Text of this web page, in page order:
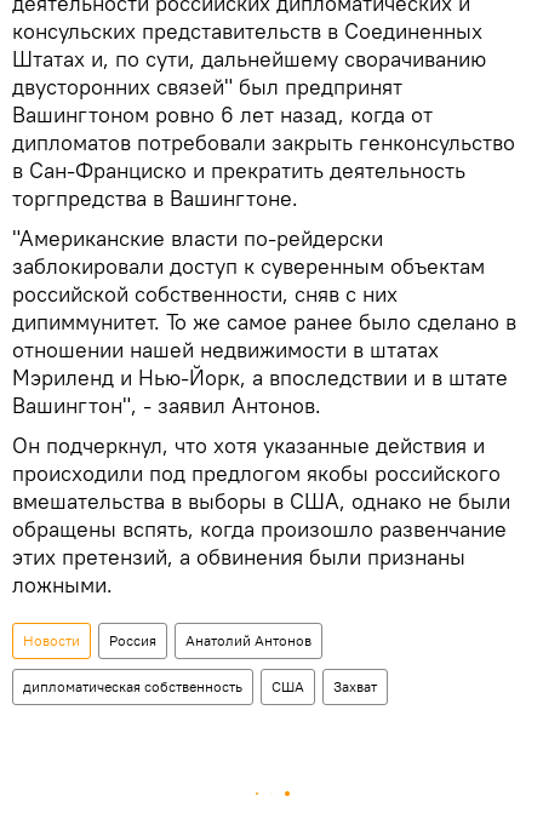
консульских представительств в Соединенных
Штатах и, по сути, дальнейшему сворачиванию
двусторонних связей" был предпринят
Вашингтоном ровно 6 лет назад, когда от
дипломатов потребовали закрыть генконсульство
в Сан-Франциско и прекратить деятельность
торгпредства в Вашингтоне.
"Американские власти по-рейдерски
заблокировали доступ к суверенным объектам
российской собственности, сняв с них
дипиммунитет. То же самое ранее было сделано в
отношении нашей недвижимости в штатах
Мэриленд и Нью-Йорк, а впоследствии и в штате
Вашингтон", - заявил Антонов.
Он подчеркнул, что хотя указанные действия и
происходили под предлогом якобы российского
вмешательства в выборы в США, однако не были
обращены вспять, когда произошло развенчание
этих претензий, а обвинения были признаны
ложными.
Новости Россия Анатолий Антонов
дипломатическая собственность США Захват